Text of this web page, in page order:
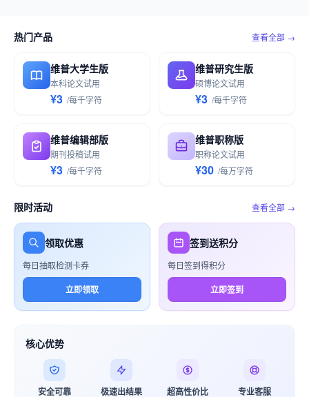
热门产品 查看全部 →
维普大学生版
本科论文试用
¥3 /每千字符
维普研究生版
硕博论文试用
¥3 /每千字符
维普编辑部版
期刊投稿试用
¥3 /每千字符
维普职称版
职称论文试用
¥30 /每万字符
限时活动 查看全部 →
领取优惠
每日抽取检测卡券
立即领取
签到送积分
每日签到得积分
立即签到
核心优势
安全可靠 极速出结果 超高性价比 专业客服